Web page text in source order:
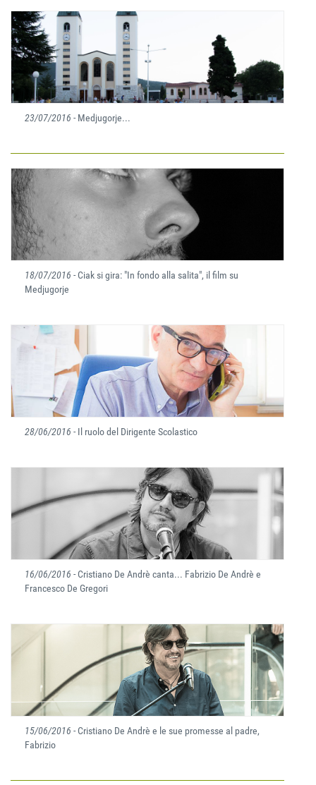
23/07/2016 - Medjugorje...
18/07/2016 - Ciak si gira: "In fondo alla salita", il film su
Medjugorje
28/06/2016 - Il ruolo del Dirigente Scolastico
16/06/2016 - Cristiano De Andrè canta... Fabrizio De Andrè e
Francesco De Gregori
15/06/2016 - Cristiano De Andrè e le sue promesse al padre,
Fabrizio